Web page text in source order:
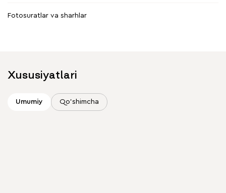
Fotosuratlar va sharhlar
Xususiyatlari
Umumiy Qo'shimcha